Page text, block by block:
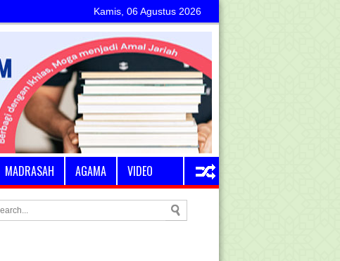
Kamis, 06 Agustus 2026
MADRASAH AGAMA VIDEO